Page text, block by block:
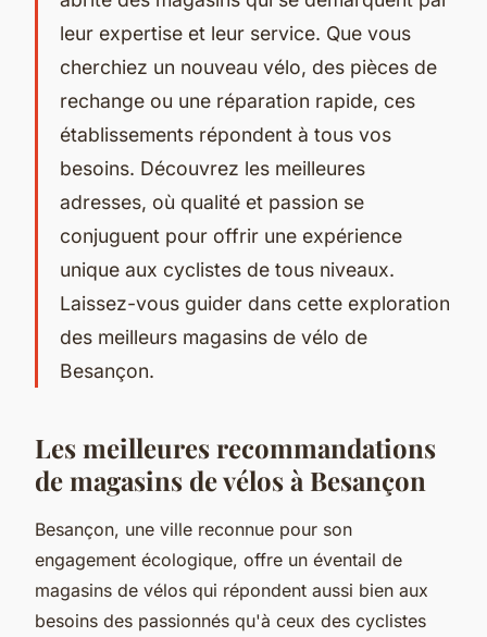
leur expertise et leur service. Que vous
cherchiez un nouveau vélo, des pièces de
rechange ou une réparation rapide, ces
établissements répondent à tous vos
besoins. Découvrez les meilleures
adresses, où qualité et passion se
conjuguent pour offrir une expérience
unique aux cyclistes de tous niveaux.
Laissez-vous guider dans cette exploration
des meilleurs magasins de vélo de
Besançon.
Les meilleures recommandations
de magasins de vélos à Besançon
Besançon, une ville reconnue pour son
engagement écologique, offre un éventail de
magasins de vélos qui répondent aussi bien aux
besoins des passionnés qu'à ceux des cyclistes